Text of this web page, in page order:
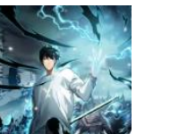
第09集
第07集